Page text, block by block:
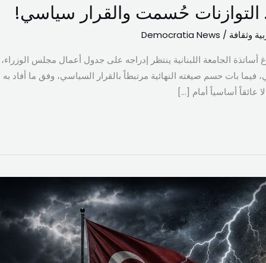
التوازنات حُسمت والقرار سياسي!
وثقافة /
Democratia News
أساتذة الجامعة اللبنانية ينتظر إدراجه على جدول أعمال مجلس
فيما بات حسم صيغته النهائية مرتبطاً بالقرار السياسي، وفق ما
عائقاً أساسياً أمام […]